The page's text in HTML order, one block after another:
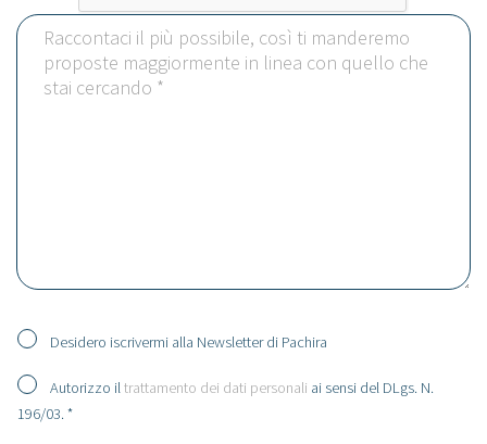
Desidero iscrivermi alla Newsletter di Pachira
Autorizzo iltrattamento dei dati personali ai sensi del DLgs. N.
196/03. *